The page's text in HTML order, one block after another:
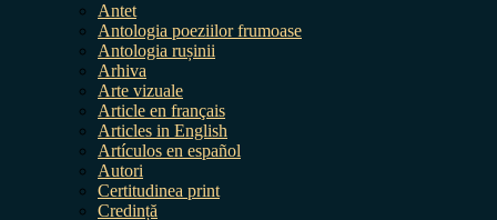
Antet
Antologia poeziilor frumoase
Antologia rușinii
Arhiva
Arte vizuale
Article en français
Articles in English
Artículos en español
Autori
Certitudinea print
Credință